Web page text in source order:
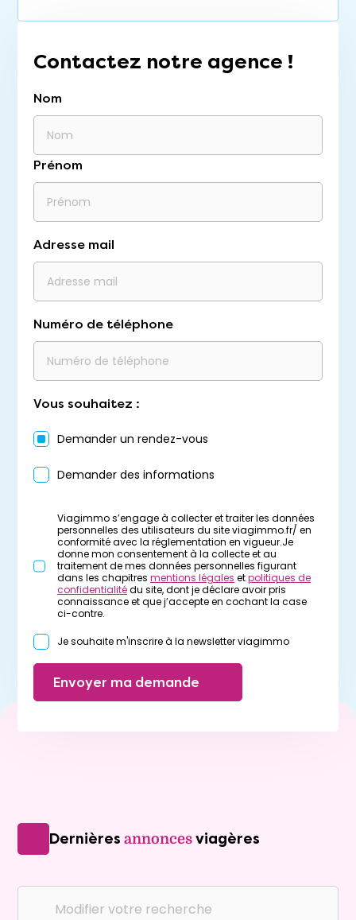
Contactez notre agence !
Nom
Prénom
Adresse mail
Numéro de téléphone
Vous souhaitez :
Demander un rendez-vous
Demander des informations
Viagimmo s’engage à collecter et traiter les données
personnelles des utilisateurs du site viagimmo.fr/ en
conformité avec la réglementation en vigueur.Je
donne mon consentement à la collecte et au
traitement de mes données personnelles figurant
dans les chapitres mentions légales etpolitiques de
confidentialitédu site, dont je déclare avoir pris
connaissance et que j’accepte en cochant la case
ci-contre.
Je souhaite m'inscrire à la newsletter viagimmo
Envoyer ma demande
Dernières annonces viagères
Modifier votre recherche
J'ai lu et j'accepte les
politiques de confidentialitédu site.
Recevoir les dernières annonces